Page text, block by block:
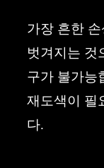
가장 흔한
벗겨지는 것
구가 불가능
재도색이 필
다.